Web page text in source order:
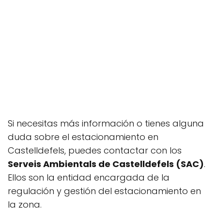
Si necesitas más información o tienes alguna
duda sobre el estacionamiento en
Castelldefels, puedes contactar con los
Serveis Ambientals de Castelldefels (SAC).
Ellos son la entidad encargada de la
regulación y gestión del estacionamiento en
la zona.